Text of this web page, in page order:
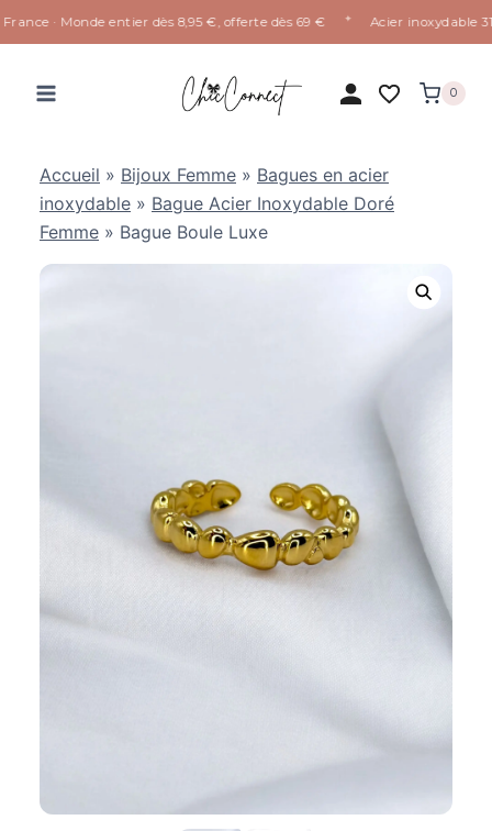
· Monde entier dès 8,95 €, offerte dès 69 € Acier inoxydable
0
Accueil » Bijoux Femme » Bagues en acier
inoxydable » Bague Acier Inoxydable Doré
Femme » Bague Boule Luxe